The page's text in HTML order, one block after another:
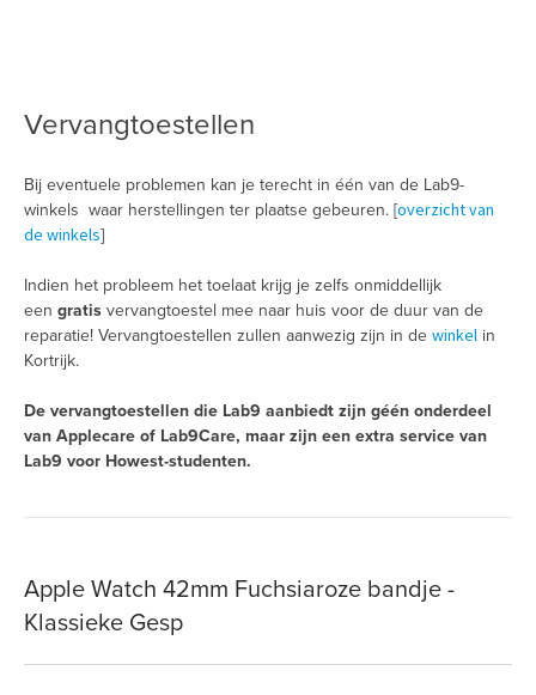
Vervangtoestellen
Bij eventuele problemen kan je terecht in één van de Lab9-
winkels waar herstellingen ter plaatse gebeuren. [overzicht van
de winkels]
Indien het probleem het toelaat krijg je zelfs onmiddellijk
een gratis vervangtoestel mee naar huis voor de duur van de
reparatie! Vervangtoestellen zullen aanwezig zijn in de winkel in
Kortrijk.
De vervangtoestellen die Lab9 aanbiedt zijn géén onderdeel
van Applecare of Lab9Care, maar zijn een extra service van
Lab9 voor Howest-studenten.
Apple Watch 42mm Fuchsiaroze bandje -
Klassieke Gesp